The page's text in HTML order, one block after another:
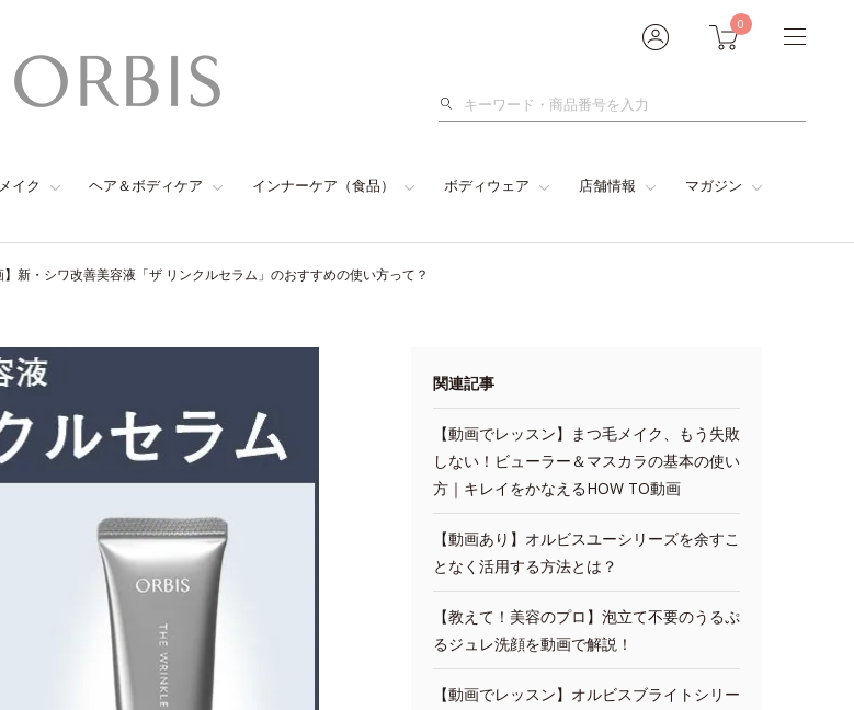
0
検
メイク ヘア＆ボディケア インナーケア（食品） ボディウェア 店舗情報 マガジン
】新・シワ改善美容液「ザ リンクルセラム」のおすすめの使い方って？
関連記事
【動画でレッスン】まつ毛メイク、もう失敗
しない！ビューラー＆マスカラの基本の使い
方｜キレイをかなえるHOW TO動画
【動画あり】オルビスユーシリーズを余すこ
となく活用する方法とは？
【教えて！美容のプロ】泡立て不要のうるぷ
るジュレ洗顔を動画で解説！
【動画でレッスン】オルビスブライトシリー